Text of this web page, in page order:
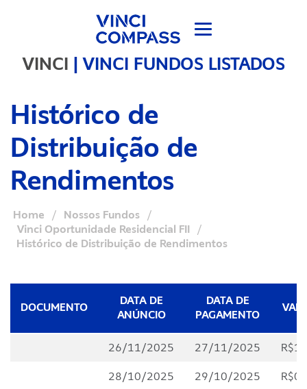
VINCI |VINCI FUNDOS LISTADOS
Histórico de
Distribuição de
Rendimentos
Home / Nossos Fundos
/
Vinci Oportunidade Residencial FII
/
Histórico de Distribuição de Rendimentos
DOCUMENTO
DATA DE
ANÚNCIO
DATA DE
PAGAMENTO
26/11/2025 27/11/2025
28/10/2025 29/10/2025